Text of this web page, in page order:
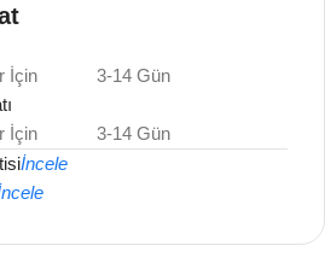
İçin
3-14 Gün
İçin
3-14 Gün
İncele